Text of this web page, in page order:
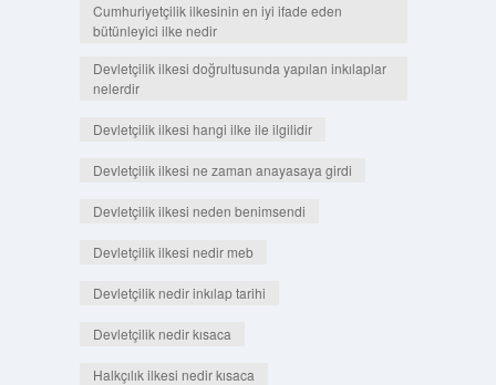
Cumhuriyetçilik ilkesinin en iyi ifade eden
bütünleyici ilke nedir
Devletçilik ilkesi doğrultusunda yapılan inkılaplar
nelerdir
Devletçilik ilkesi hangi ilke ile ilgilidir
Devletçilik ilkesi ne zaman anayasaya girdi
Devletçilik ilkesi neden benimsendi
Devletçilik ilkesi nedir meb
Devletçilik nedir inkılap tarihi
Devletçilik nedir kısaca
Halkçılık ilkesi nedir kısaca